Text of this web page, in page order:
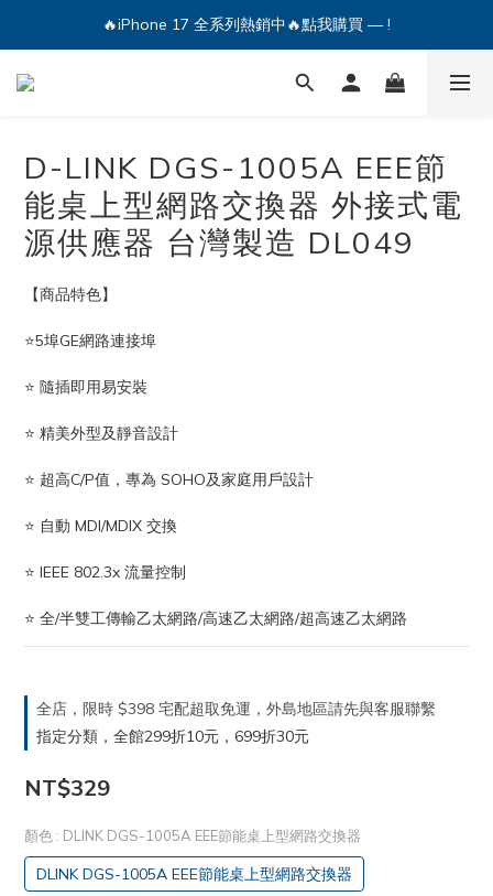
🔥iPhone 17 全系列熱銷中🔥點我購買 — !
💕加入Q哥 Line 新好友領優惠券！🎫
D-LINK DGS-1005A EEE節
能桌上型網路交換器 外接式電
源供應器 台灣製造 DL049
【商品特色】
⭐5埠GE網路連接埠
⭐ 隨插即用易安裝
⭐ 精美外型及靜音設計
⭐ 超高C/P值，專為 SOHO及家庭用戶設計
⭐ 自動 MDI/MDIX 交換
⭐ IEEE 802.3x 流量控制
⭐ 全/半雙工傳輸乙太網路/高速乙太網路/超高速乙太網路
全店，限時 $398 宅配超取免運，外島地區請先與客服聯繫
指定分類，全館299折10元，699折30元
NT$329
顏色 : DLINK DGS-1005A EEE節能桌上型網路交換器
DLINK DGS-1005A EEE節能桌上型網路交換器